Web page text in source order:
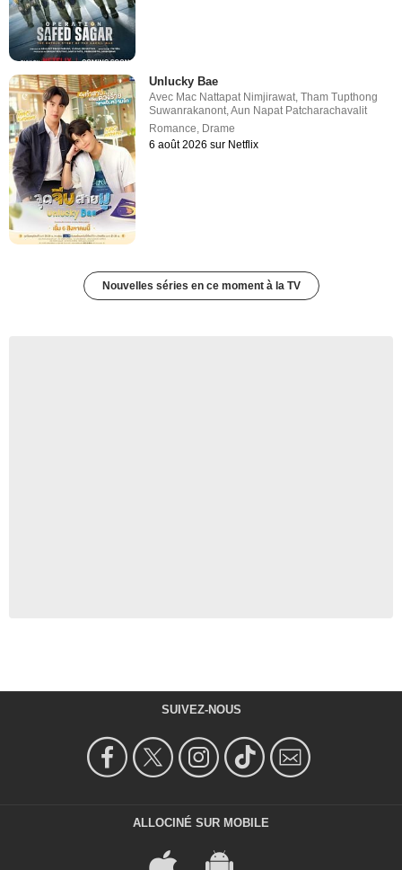
Unlucky Bae
Avec Mac Nattapat Nimjirawat,Tham Tupthong
Suwanrakanont,Aun Napat Patcharachavalit
Romance, Drame
6 août 2026 sur Netflix
Nouvelles séries en ce moment à la TV
SUIVEZ-NOUS
ALLOCINÉ SUR MOBILE